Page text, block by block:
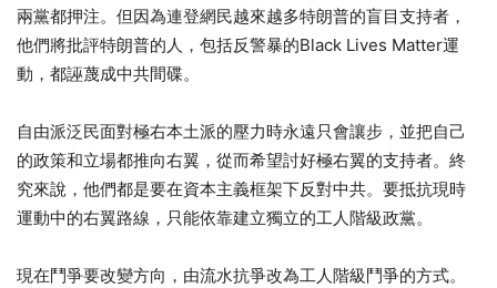
兩黨都押注。 但因為連登網民越來越多特朗普的盲目支持者，
他們將批評特朗普的人，包括反警暴的Black Lives Matter運
動，都誣蔑成中共間碟。
自由派泛民面對極右本土派的壓力時永遠只會讓步， 並把自己
的政策和立場都推向右翼，從而希望討好極右翼的支持者。 終
究來說，他們都是要在資本主義框架下反對中共。 要抵抗現時
運動中的右翼路線，只能依靠建立獨立的工人階級政黨。
現在鬥爭要改變方向，由流水抗爭改為工人階級鬥爭的方式。